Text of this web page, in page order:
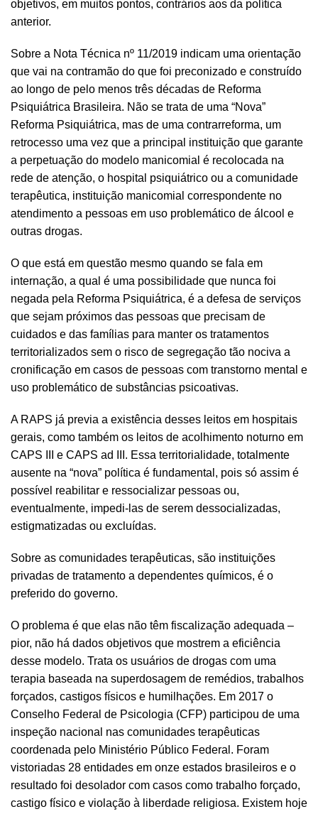
objetivos, em muitos pontos, contrários aos da política
anterior.
Sobre a Nota Técnica nº 11/2019 indicam uma orientação
que vai na contramão do que foi preconizado e construído
ao longo de pelo menos três décadas de Reforma
Psiquiátrica Brasileira. Não se trata de uma “Nova”
Reforma Psiquiátrica, mas de uma contrarreforma, um
retrocesso uma vez que a principal instituição que garante
a perpetuação do modelo manicomial é recolocada na
rede de atenção, o hospital psiquiátrico ou a comunidade
terapêutica, instituição manicomial correspondente no
atendimento a pessoas em uso problemático de álcool e
outras drogas.
O que está em questão mesmo quando se fala em
internação, a qual é uma possibilidade que nunca foi
negada pela Reforma Psiquiátrica, é a defesa de serviços
que sejam próximos das pessoas que precisam de
cuidados e das famílias para manter os tratamentos
territorializados sem o risco de segregação tão nociva a
cronificação em casos de pessoas com transtorno mental e
uso problemático de substâncias psicoativas.
A RAPS já previa a existência desses leitos em hospitais
gerais, como também os leitos de acolhimento noturno em
CAPS III e CAPS ad III. Essa territorialidade, totalmente
ausente na “nova” política é fundamental, pois só assim é
possível reabilitar e ressocializar pessoas ou,
eventualmente, impedi-las de serem dessocializadas,
estigmatizadas ou excluídas.
Sobre as comunidades terapêuticas, são instituições
privadas de tratamento a dependentes químicos, é o
preferido do governo.
O problema é que elas não têm fiscalização adequada –
pior, não há dados objetivos que mostrem a eficiência
desse modelo. Trata os usuários de drogas com uma
terapia baseada na superdosagem de remédios, trabalhos
forçados, castigos físicos e humilhações. Em 2017 o
Conselho Federal de Psicologia (CFP) participou de uma
inspeção nacional nas comunidades terapêuticas
coordenada pelo Ministério Público Federal. Foram
vistoriadas 28 entidades em onze estados brasileiros e o
resultado foi desolador com casos como trabalho forçado,
castigo físico e violação à liberdade religiosa. Existem hoje